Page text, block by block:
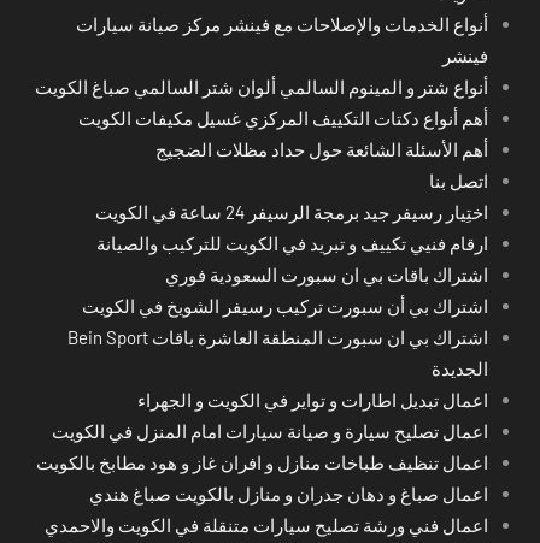
أنواع الخدمات والإصلاحات مع فينشر مركز صيانة سيارات
فينشر
أنواع شتر و المينوم السالمي ألوان شتر السالمي صباغ الكويت
أهم أنواع دكتات التكييف المركزي غسيل مكيفات الكويت
أهم الأسئلة الشائعة حول حداد مظلات الضجيج
اتصل بنا
اختِيار رسيفر جيد برمجة الرسيفر 24 ساعة في الكويت
ارقام فنيي تكييف و تبريد في الكويت للتركيب والصيانة
اشتراك باقات بي ان سبورت السعودية فوري
اشتراك بي أن سبورت تركيب رسيفر الشويخ في الكويت
اشتراك بي ان سبورت المنطقة العاشرة باقات Bein Sport
الجديدة
اعمال تبديل اطارات و تواير في الكويت و الجهراء
اعمال تصليح سيارة و صيانة سيارات امام المنزل في الكويت
اعمال تنظيف طباخات منازل و افران غاز و هود مطابخ بالكويت
اعمال صباغ و دهان جدران و منازل بالكويت صباغ هندي
اعمال فني ورشة تصليح سيارات متنقلة في الكويت والاحمدي